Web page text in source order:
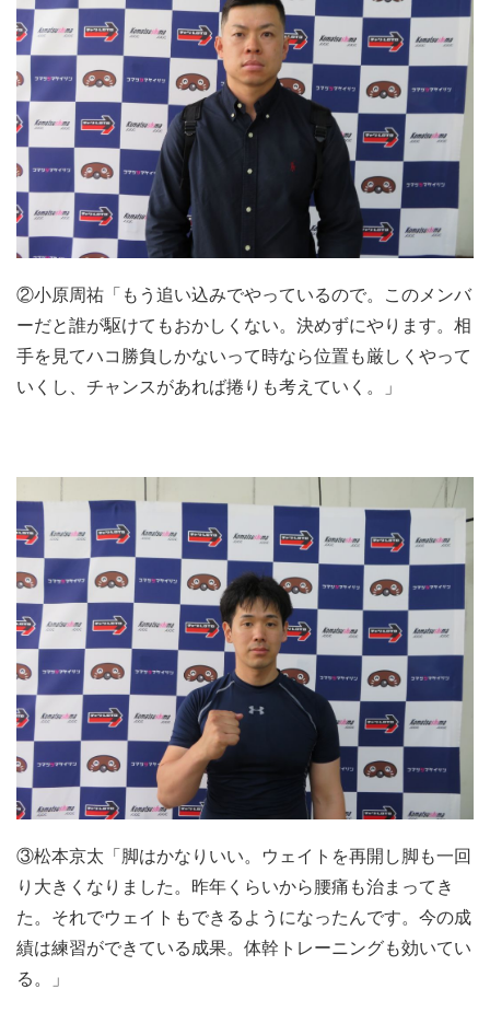
②小原周祐「もう追い込みでやっているので。このメンバ
ーだと誰が駆けてもおかしくない。決めずにやります。相
手を見てハコ勝負しかないって時なら位置も厳しくやって
いくし、チャンスがあれば捲りも考えていく。」
③松本京太「脚はかなりいい。ウェイトを再開し脚も一回
り大きくなりました。昨年くらいから腰痛も治まってき
た。それでウェイトもできるようになったんです。今の成
績は練習ができている成果。体幹トレーニングも効いてい
る。」